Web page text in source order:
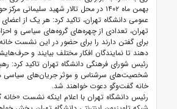
بهمن ماه ۱۴۰۲ در محل تالار شهید سلیمانی
عمومی دانشگاه تهران، تاکید کرد: هر یک از
تهران، تعدادی از چهره‌های گروه‌های سیاسی و
برای گفتن دارند را برای حضور در این نشست
دهند تا نمایندگان افکار مختلف بیایند و
رئیس شورای فرهنگی دانشگاه تهران تاکید کرد:
شخصیت‌های سرشناس و موثر جریان‌های
خانه گفت‌وگو دعوت خواهند شد.
رئیس دانشگاه تهران با اعلام اینکه نشست «خانه